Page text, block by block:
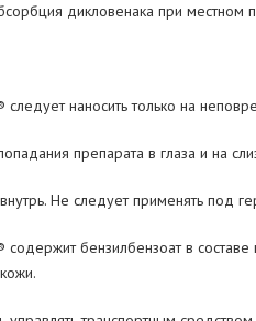
дикловенака при местном
следует наносить только на
препарата в глаза и на
Не следует применять под
содержит бензилбензоат в